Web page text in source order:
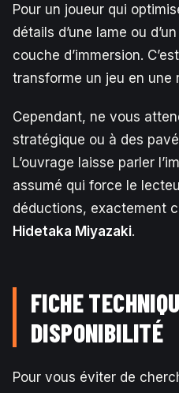
Pour un joueur qui
détails d’une lame ou
couche d’immersion.
transforme un jeu en une
Cependant, ne vous
stratégique ou à des
L’ouvrage laisse parler
assumé qui force le
déductions, exactement
Hidetaka Miyazaki.
FICHE
DISPONIBILITÉ
Pour vous éviter de